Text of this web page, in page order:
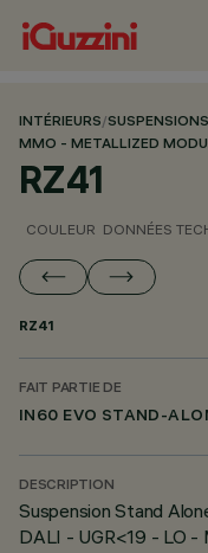
INTÉRIEURS/SUSPENSIONS
MMO - METALLIZED
RZ41
COULEUR DONNÉES
RZ41
FAIT PARTIE DE
DESCRIPTION
Suspension Stand
DALI - UGR<19 - LO